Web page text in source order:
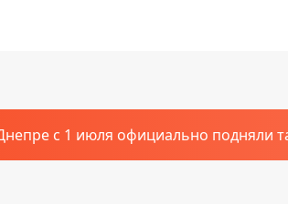
с 1 июля официально подняли